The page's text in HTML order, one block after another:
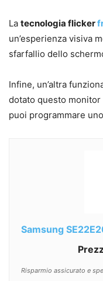
La tecnologia flicker
un’esperienza visiva
sfarfallio dello
Infine, un’altra
dotato questo monitor
puoi programmare
Samsung
Risparmio assicurato e